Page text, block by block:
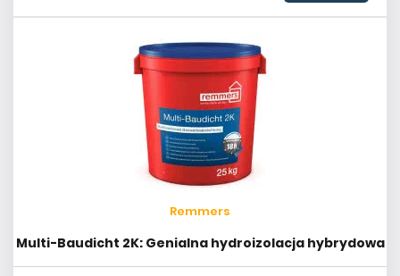
Remmers
Multi-Baudicht 2K: Genialna hydroizolacja hybrydowa